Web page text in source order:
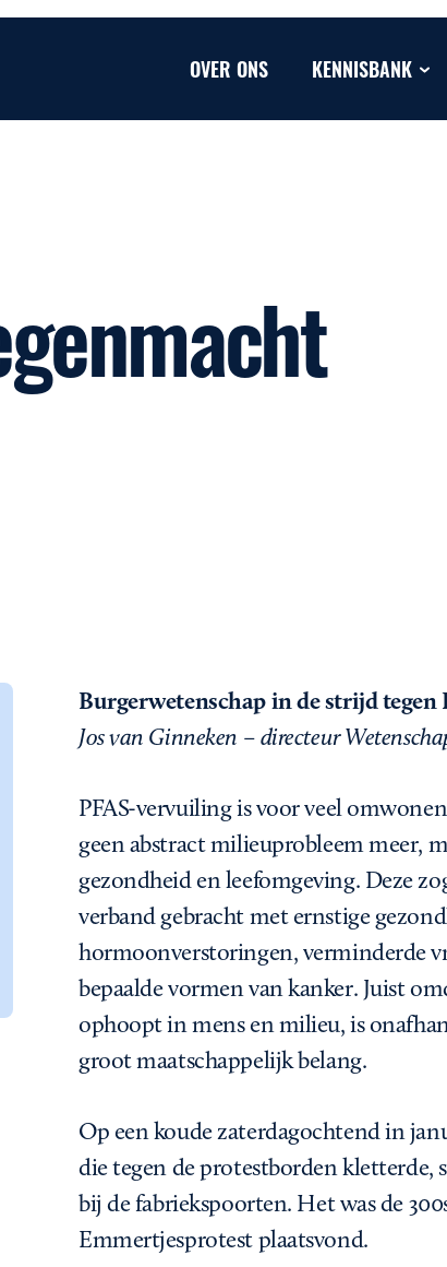
OVER ONS KENNISBANK
Burgerwetenschap in de strijd tegen
Jos van Ginneken – directeur
PFAS-vervuiling is voor veel
geen abstract milieuprobleem meer,
gezondheid en leefomgeving. Deze
verband gebracht met ernstige
hormoonverstoringen, verminderde
bepaalde vormen van kanker. Juist
ophoopt in mens en milieu, is
groot maatschappelijk belang.
Op een koude zaterdagochtend in
die tegen de protestborden kletterde,
bij de fabriekspoorten. Het was de
Emmertjesprotest plaatsvond.